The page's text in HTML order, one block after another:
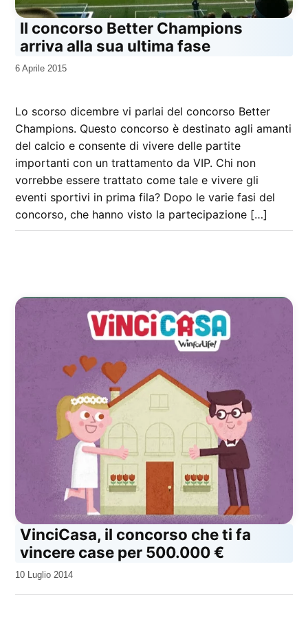
Il concorso Better Champions
arriva alla sua ultima fase
da
6 Aprile 2015
Lo scorso dicembre vi parlai del concorso Better
Champions. Questo concorso è destinato agli amanti
del calcio e consente di vivere delle partite
importanti con un trattamento da VIP. Chi non
vorrebbe essere trattato come tale e vivere gli
eventi sportivi in prima fila? Dopo le varie fasi del
concorso, che hanno visto la partecipazione […]
VinciCasa, il concorso che ti fa
vincere case per 500.000 €
da
10 Luglio 2014